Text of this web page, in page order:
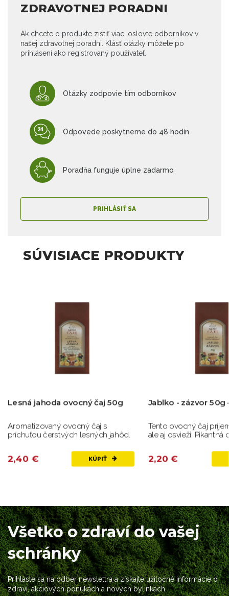
ZDRAVOTNEJ PORADNI
Ak chcete o produkte zistiť viac, oslovte odborníkov v
našej zdravotnej poradni. Klásť otázky môžete po
prihlásení ako registrovaný používateľ.
Otázky zodpovie tím odborníkov
Odpovede poskytneme do 48 hodín
Poradňa funguje úplne zadarmo
PRIHLÁSIŤ SA
SÚVISIACE PRODUKTY
Lesná jahoda ovocný čaj 50g
Aromatizovaný ovocný čaj s
príchuťou čerstvých lesných jahôd.
2,40 € KÚPIŤ
Jablko - zázvor 50g
Tento ovocný čaj
ale aj osvieži. Pikantná
2,20 €
Všetko o zdraví do vašej
schránky
Prihláste sa na odber newslettra a získajte užitočné informácie o
zdraví, akciových ponukách a nových bylinkách.